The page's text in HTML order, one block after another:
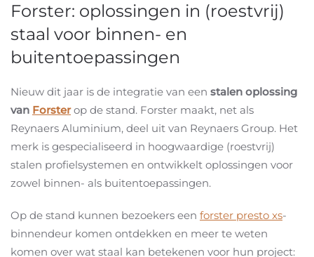
Forster: oplossingen in (roestvrij)
staal voor binnen- en
buitentoepassingen
Nieuw dit jaar is de integratie van een stalen oplossing
van Forsterop de stand. Forster maakt, net als
Reynaers Aluminium, deel uit van Reynaers Group. Het
merk is gespecialiseerd in hoogwaardige (roestvrij)
stalen profielsystemen en ontwikkelt oplossingen voor
zowel binnen- als buitentoepassingen.
Op de stand kunnen bezoekers een forster presto xs-
binnendeur komen ontdekken en meer te weten
komen over wat staal kan betekenen voor hun project: